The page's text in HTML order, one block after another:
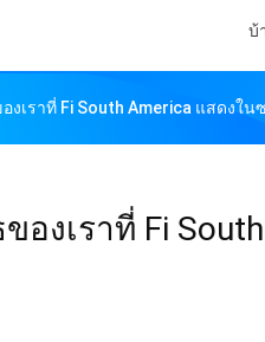
บ้
เราที่ Fi South America แสดงใน
งเราที่ Fi